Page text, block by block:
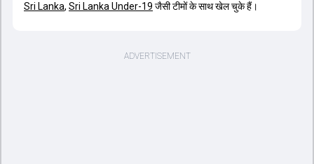
Sri Lanka, Sri Lanka Under-19 जैसी टीमों के साथ खेल चुके हैं।